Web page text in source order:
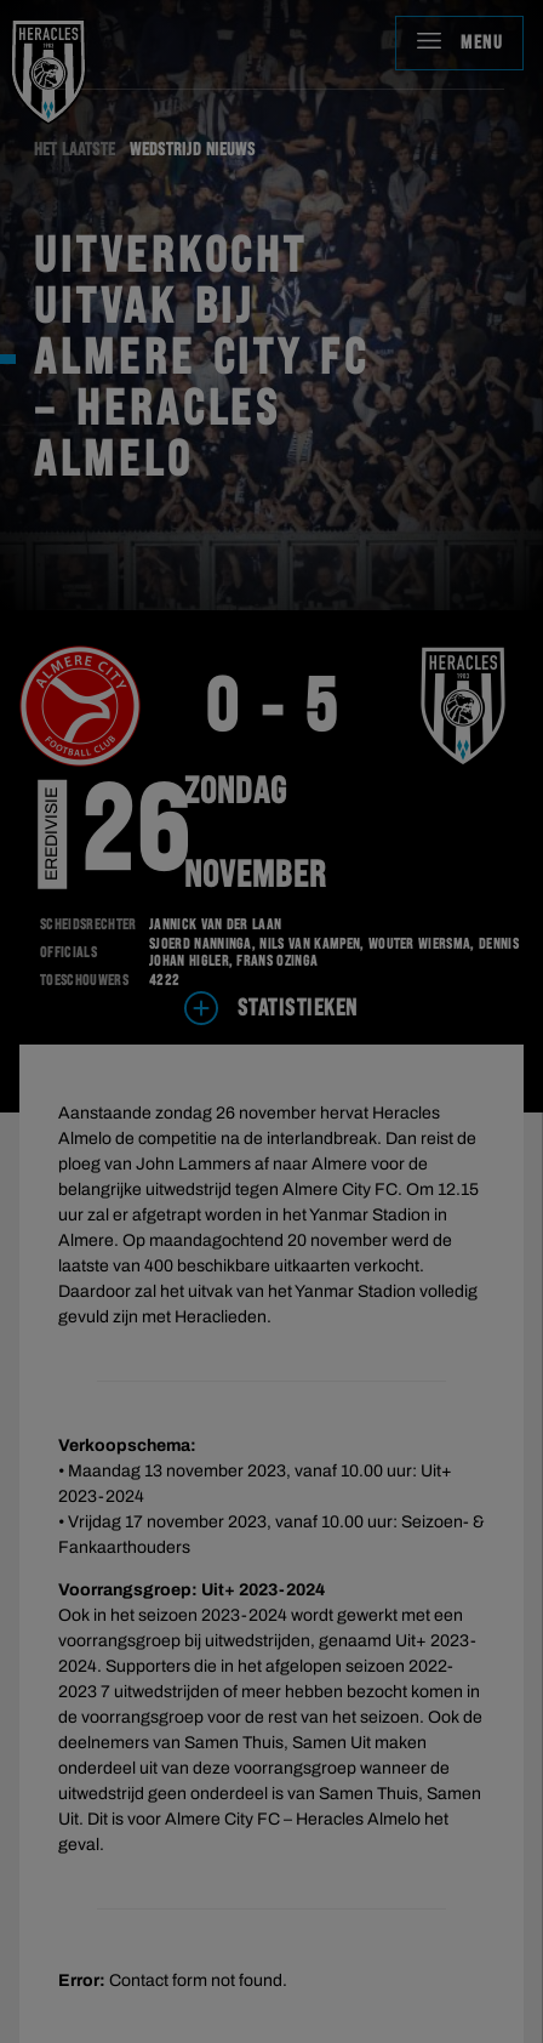
MENU
HET LAATSTE WEDSTRIJD NIEUWS
UITVERKOCHT
UITVAK BIJ
ALMERE CITY FC
– HERACLES
ALMELO
EREDIVISIE 26ZONDAG
NOVEMBER
0 - 5
Scheidsrechter
Jannick van der Laan
Officials
Sjoerd Nanninga, Nils van Kampen, Wouter Wiersma, Dennis
Johan Higler, Frans Ozinga
Toeschouwers
4222
STATISTIEKEN
Aanstaande zondag 26 november hervat Heracles
Almelo de competitie na de interlandbreak. Dan reist de
ploeg van John Lammers af naar Almere voor de
belangrijke uitwedstrijd tegen Almere City FC. Om 12.15
uur zal er afgetrapt worden in het Yanmar Stadion in
Almere. Op maandagochtend 20 november werd de
laatste van 400 beschikbare uitkaarten verkocht.
Daardoor zal het uitvak van het Yanmar Stadion volledig
gevuld zijn met Heraclieden.
Verkoopschema:
• Maandag 13 november 2023, vanaf 10.00 uur: Uit+
2023-2024
• Vrijdag 17 november 2023, vanaf 10.00 uur: Seizoen- &
Fankaarthouders
Voorrangsgroep: Uit+ 2023-2024
Ook in het seizoen 2023-2024 wordt gewerkt met een
voorrangsgroep bij uitwedstrijden, genaamd Uit+ 2023-
2024. Supporters die in het afgelopen seizoen 2022-
2023 7 uitwedstrijden of meer hebben bezocht komen in
de voorrangsgroep voor de rest van het seizoen. Ook de
deelnemers van Samen Thuis, Samen Uit maken
onderdeel uit van deze voorrangsgroep wanneer de
uitwedstrijd geen onderdeel is van Samen Thuis, Samen
Uit. Dit is voor Almere City FC – Heracles Almelo het
geval.
Error: Contact form not found.